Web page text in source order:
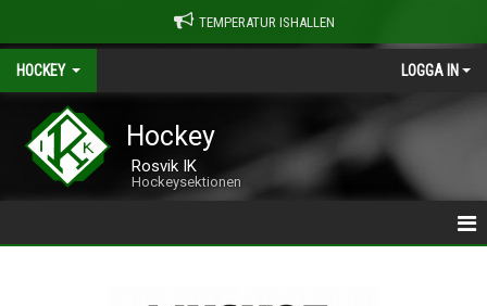
TEMPERATUR ISHALLEN
HOCKEY LOGGA IN
Hockey
Rosvik IK
Hockeysektionen